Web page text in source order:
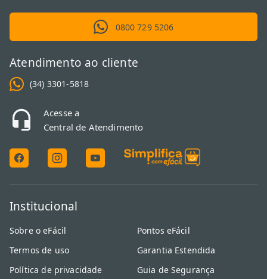
0800 729 5206
Atendimento ao cliente
(34) 3301-5818
Acesse a
Central de Atendimento
Institucional
Sobre o eFácil
Termos de uso
Política de privacidade
Pontos eFácil
Garantia Estendida
Guia de Segurança